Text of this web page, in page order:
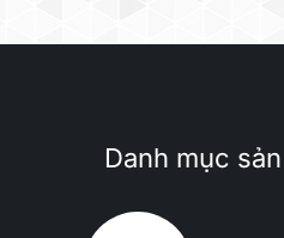
Danh mục